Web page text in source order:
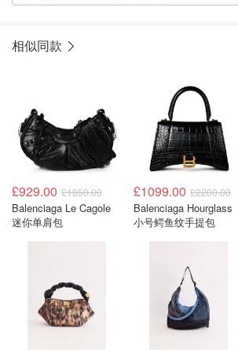
相似同款
£929.00 £1850.00
Balenciaga Le Cagole
迷你单肩包
£1099.00 £2200.00
Balenciaga Hourglass
小号鳄鱼纹手提包